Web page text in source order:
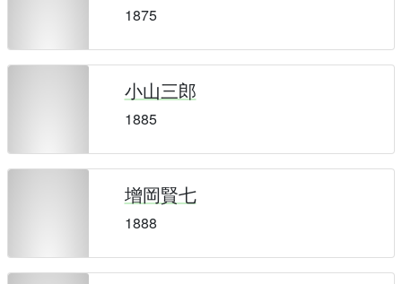
1875
小山三郎
1885
增岡賢七
1888